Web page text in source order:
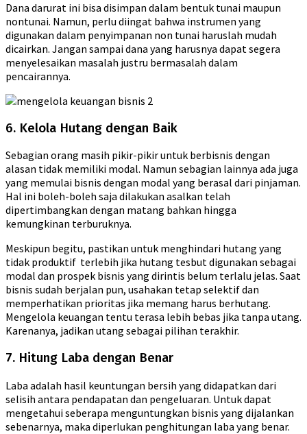
Dana darurat ini bisa disimpan dalam bentuk tunai maupun
nontunai. Namun, perlu diingat bahwa instrumen yang
digunakan dalam penyimpanan non tunai haruslah mudah
dicairkan. Jangan sampai dana yang harusnya dapat segera
menyelesaikan masalah justru bermasalah dalam
pencairannya.
6. Kelola Hutang dengan Baik
Sebagian orang masih pikir-pikir untuk berbisnis dengan
alasan tidak memiliki modal. Namun sebagian lainnya ada juga
yang memulai bisnis dengan modal yang berasal dari pinjaman.
Hal ini boleh-boleh saja dilakukan asalkan telah
dipertimbangkan dengan matang bahkan hingga
kemungkinan terburuknya.
Meskipun begitu, pastikan untuk menghindari hutang yang
tidak produktif terlebih jika hutang tesbut digunakan sebagai
modal dan prospek bisnis yang dirintis belum terlalu jelas. Saat
bisnis sudah berjalan pun, usahakan tetap selektif dan
memperhatikan prioritas jika memang harus berhutang.
Mengelola keuangan tentu terasa lebih bebas jika tanpa utang.
Karenanya, jadikan utang sebagai pilihan terakhir.
7. Hitung Laba dengan Benar
Laba adalah hasil keuntungan bersih yang didapatkan dari
selisih antara pendapatan dan pengeluaran. Untuk dapat
mengetahui seberapa menguntungkan bisnis yang dijalankan
sebenarnya, maka diperlukan penghitungan laba yang benar.